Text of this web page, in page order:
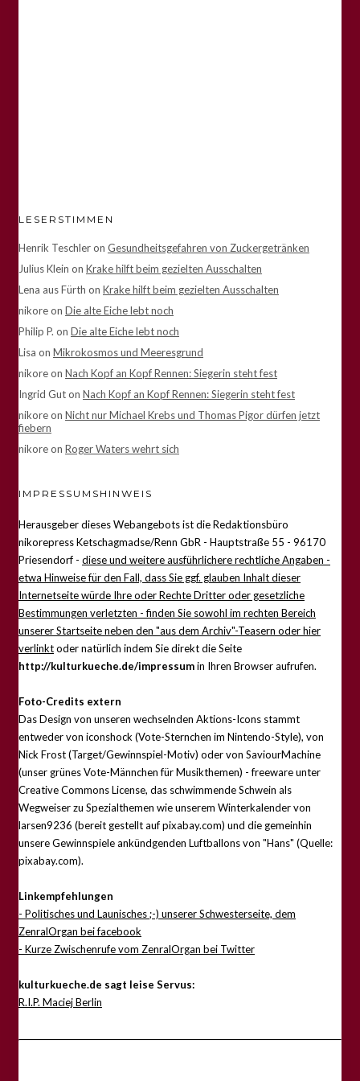
LESERSTIMMEN
Henrik Teschleron Gesundheitsgefahren von Zuckergetränken
Julius Klein on Krake hilft beim gezielten Ausschalten
Lena aus Fürth on Krake hilft beim gezielten Ausschalten
nikoreon Die alte Eiche lebt noch
Philip P. on Die alte Eiche lebt noch
Lisa on Mikrokosmos und Meeresgrund
nikoreon Nach Kopf an Kopf Rennen: Siegerin steht fest
Ingrid Guton Nach Kopf an Kopf Rennen: Siegerin steht fest
nikoreon Nicht nur Michael Krebs und Thomas Pigor dürfen jetzt
fiebern
nikoreon Roger Waters wehrt sich
IMPRESSUMSHINWEIS
Herausgeber dieses Webangebots ist die Redaktionsbüro
nikorepress Ketschagmadse/Renn GbR - Hauptstraße 55 - 96170
Priesendorf - diese und weitere ausführlichere rechtliche Angaben -
etwa Hinweise für den Fall, dass Sie ggf. glauben Inhalt dieser
Internetseite würde Ihre oder Rechte Dritter oder gesetzliche
Bestimmungen verletzten - finden Sie sowohl im rechten Bereich
unserer Startseite neben den "aus dem Archiv"-Teasern oder hier
verlinktoder natürlich indem Sie direkt die Seite
http://kulturkueche.de/impressumin Ihren Browser aufrufen.
Foto-Credits extern
Das Design von unseren wechselnden Aktions-Icons stammt
entweder von iconshock (Vote-Sternchen im Nintendo-Style), von
Nick Frost (Target/Gewinnspiel-Motiv) oder von SaviourMachine
(unser grünes Vote-Männchen für Musikthemen) - freeware unter
Creative Commons License, das schwimmende Schwein als
Wegweiser zu Spezialthemen wie unserem Winterkalender von
larsen9236 (bereit gestellt auf pixabay.com) und die gemeinhin
unsere Gewinnspiele ankündgenden Luftballons von "Hans" (Quelle:
pixabay.com).
Linkempfehlungen
- Politisches und Launisches ;-) unserer Schwesterseite, dem
ZenralOrgan bei facebook
- Kurze Zwischenrufe vom ZenralOrgan bei Twitter
kulturkueche.de sagt leise Servus:
R.I.P. Maciej Berlin